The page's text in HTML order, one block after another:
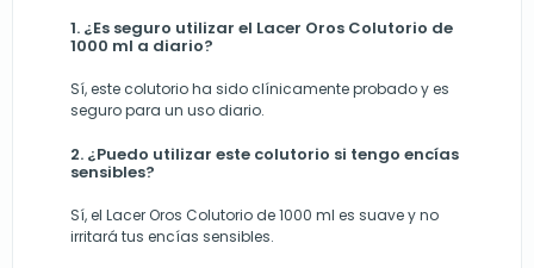
1. ¿Es seguro utilizar el Lacer Oros Colutorio de
1000 ml a diario?
Sí, este colutorio ha sido clínicamente probado y es
seguro para un uso diario.
2. ¿Puedo utilizar este colutorio si tengo encías
sensibles?
Sí, el Lacer Oros Colutorio de 1000 ml es suave y no
irritará tus encías sensibles.